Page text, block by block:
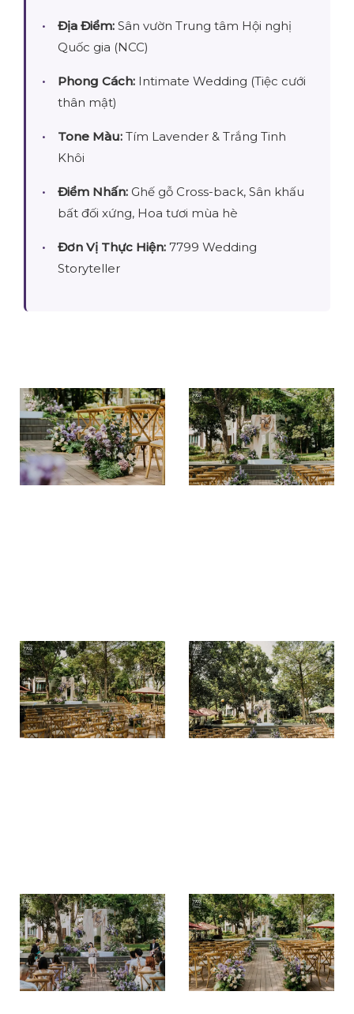
Địa Điểm: Sân vườn Trung tâm Hội nghị
Quốc gia (NCC)
Phong Cách: Intimate Wedding (Tiệc cưới
thân mật)
Tone Màu: Tím Lavender & Trắng Tinh
Khôi
Điểm Nhấn: Ghế gỗ Cross-back, Sân khấu
bất đối xứng, Hoa tươi mùa hè
Đơn Vị Thực Hiện: 7799 Wedding
Storyteller